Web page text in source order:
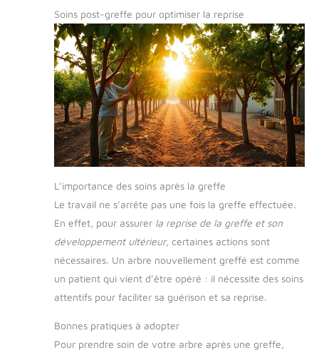
Soins post-greffe pour optimiser la reprise
L’importance des soins après la greffe
Le travail ne s’arrête pas une fois la greffe effectuée.
En effet, pour assurer la reprise de la greffe et son
développement ultérieur, certaines actions sont
nécessaires. Un arbre nouvellement greffé est comme
un patient qui vient d’être opéré : il nécessite des soins
attentifs pour faciliter sa guérison et sa reprise.
Bonnes pratiques à adopter
Pour prendre soin de votre arbre après une greffe,